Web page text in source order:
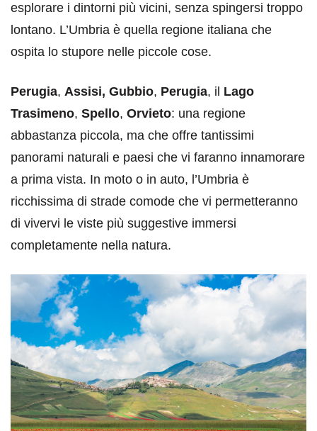
esplorare i dintorni più vicini, senza spingersi troppo
lontano. L’Umbria è quella regione italiana che
ospita lo stupore nelle piccole cose.
Perugia, Assisi, Gubbio, Perugia, il Lago
Trasimeno, Spello, Orvieto: una regione
abbastanza piccola, ma che offre tantissimi
panorami naturali e paesi che vi faranno innamorare
a prima vista. In moto o in auto, l’Umbria è
ricchissima di strade comode che vi permetteranno
di vivervi le viste più suggestive immersi
completamente nella natura.